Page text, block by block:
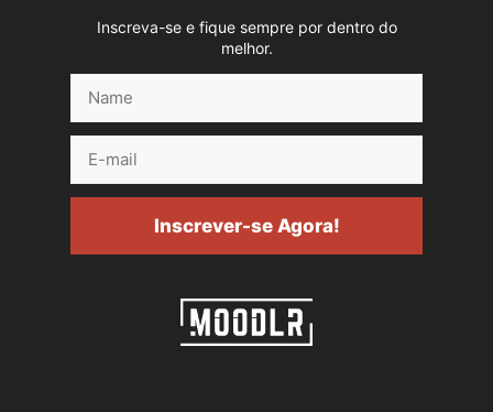
Inscreva-se e fique sempre por dentro do
melhor.
mail
Inscrever-se Agora!